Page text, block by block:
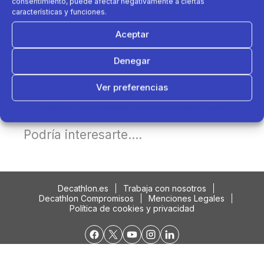
características y funciones.
Aceptar
Denegar
Ver preferencias
Podría interesarte....
Decathlon.es
Trabaja con nosotros
Decathlon Compromisos
Menciones Legales
Política de cookies y privacidad